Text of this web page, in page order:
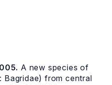
A new species of
Bagridae) from central